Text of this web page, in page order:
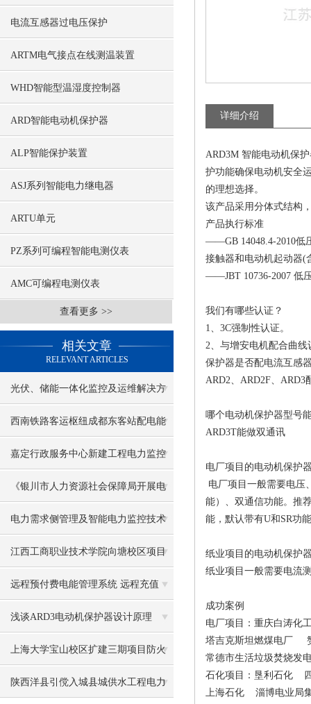
电流互感器过电压保护
ARTM电气接点在线测温装置
WHD智能型温湿度控制器
ARD智能电动机保护器
ALP智能保护装置
ASJ系列智能电力继电器
ARTU单元
PZ系列可编程智能电测仪表
AMC可编程电测仪表
查看更多 >>
相关文章
RELEVANT ARTICLES
光伏、储能一体化监控及运维解决方
案
西南铁路客运枢纽成都东客站配电能
源管理系统介绍
嘉定行政服务中心新建工程电力监控
系统的设计与应用
《银川市人力资源社会保障局开展电
气火灾综合治理工作方案》的通知
电力需求侧管理及智能电力监控技术
交通运输设备制造行业错峰限电
江西工商职业技术学院向塘校区项目
远程预付费电能管理系统的设计与应
用
远程预付费电能管理系统 远程充值
浅谈ARD3电动机保护器设计原理
上海大学宝山校区扩建三期项目防火
门监控系统的设计与应用
陕西洋县引傥入城县城供水工程电力
详细介绍
ARD3M 智能电动机保
护功能确保电动机安全
的理想选择。
该产品采用分体式结构
产品执行标准
——GB 14048.4-2010低
接触器和电动机起动器(
——JBT 10736-2007 低
我们有哪些认证？
1、3C强制性认证。
2、与增安电机配合曲线
保护器是否配电流互感
ARD2、ARD2F、
哪个电动机保护器型号
ARD3T能做双通讯
电厂项目的电动机保护
电厂项目一般需要电压
能）、双通信功能。推
能，默认带有U和SR功能
纸业项目的电动机保护
纸业项目一般需要电流
成功案例
电厂项目：重庆白涛
塔吉克斯坦燃煤电厂
常德市生活垃圾焚烧
石化项目：垦利石化
上海石化 淄博电业局